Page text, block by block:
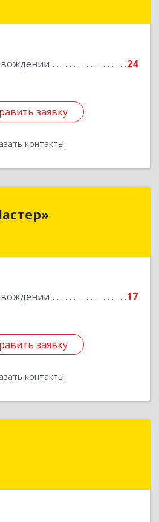
24
заявку
контакты
заявку
Назад
17
заявку
контакты
обл, Новодвинск г,
заявку
Назад
обл, Новодвинск г,